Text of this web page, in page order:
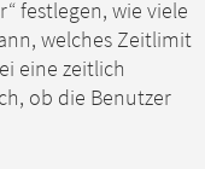
festlegen, wie viele
welches Zeitlimit
eine zeitlich
ob die Benutzer